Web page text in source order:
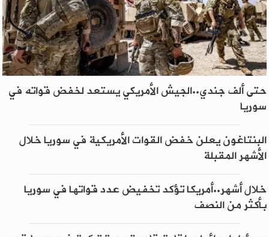
حتى ألف جندي..الجيش الأمريكي يستعد لخفض قواته في
سوريا
البنتاغون يعلن خفض القوات الأمريكية في سوريا خلال
الأشهر المقبلة
خلال أشهر..أمريكا تؤكد تخفيض عدد قواتها في سوريا
بأكثر من النصف